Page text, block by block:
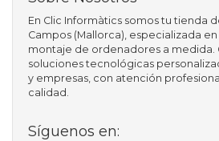
En Clic Informàtics somos tu tienda
Campos (Mallorca), especializada
montaje de ordenadores a medida.
soluciones tecnológicas
y empresas, con atención
calidad.
Síguenos en: